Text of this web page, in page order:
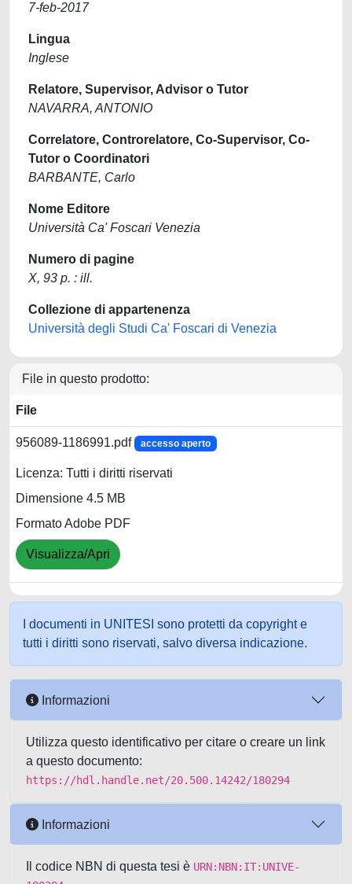
7-feb-2017
Lingua
Inglese
Relatore, Supervisor, Advisor o Tutor
NAVARRA, ANTONIO
Correlatore, Controrelatore, Co-Supervisor, Co-
Tutor o Coordinatori
BARBANTE, Carlo
Nome Editore
Università Ca' Foscari Venezia
Numero di pagine
X, 93 p. : ill.
Collezione di appartenenza
Università degli Studi Ca' Foscari di Venezia
File in questo prodotto:
File
956089-1186991.pdf accesso aperto
Licenza: Tutti i diritti riservati
Dimensione 4.5 MB
Formato Adobe PDF
Visualizza/Apri
I documenti in UNITESI sono protetti da copyright e
tutti i diritti sono riservati, salvo diversa indicazione.
Informazioni
Utilizza questo identificativo per citare o creare un link
a questo documento:
https://hdl.handle.net/20.500.14242/180294
Informazioni
Il codice NBN di questa tesi è URN:NBN:IT:UNIVE-